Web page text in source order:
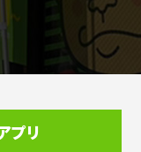
プリ